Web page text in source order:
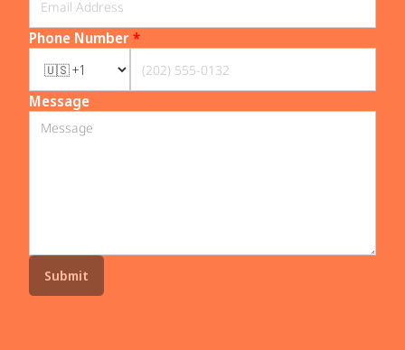
Phone Number*
Message